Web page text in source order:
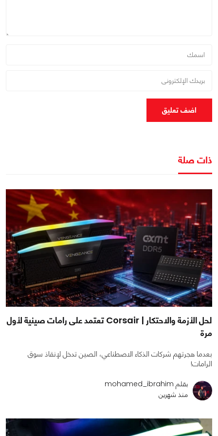
اضف تعليق
ذات صلة
لحل الأزمة والاحتكار | Corsair تعتمد على رامات صينية لأول
مرة
بعدما هجرتهم شركات الذكاء الاصطناعي، الصين تدخل لإنقاذ سوق
الرامات!
بقلم mohamed_ibrahim
منذ شهرين